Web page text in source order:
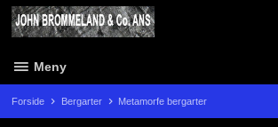
Gå
Meny
Forside Bergarter Metamorfe bergarter